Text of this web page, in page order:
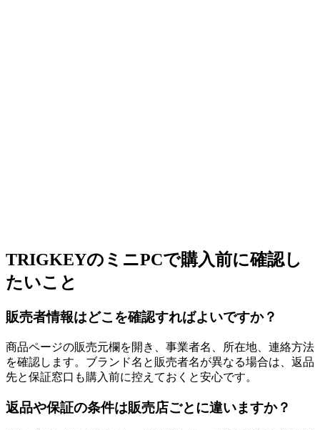
TRIGKEYのミニPCで購入前に確認し
たいこと
販売者情報はどこを確認すればよいですか？
商品ページの販売元欄を開き、事業者名、所在地、連絡方法
を確認します。ブランド名と販売者名が異なる場合は、返品
先と保証窓口も購入前に控えておくと安心です。
返品や保証の条件は販売店ごとに違いますか？